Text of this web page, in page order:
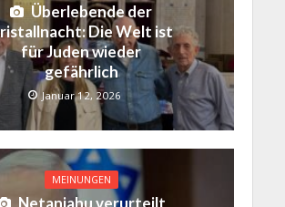
Überlebende der
Die Welt ist
für Juden wieder
gefährlich
Januar 12, 2026
MEINUNGEN
Netanjahu verurteilt